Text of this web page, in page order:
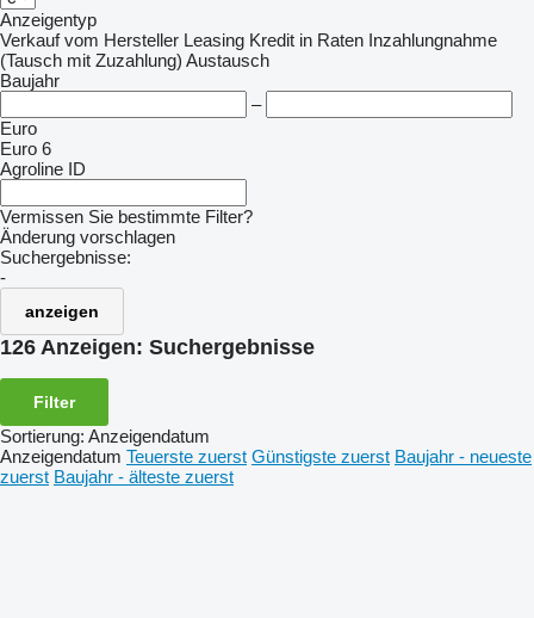
Anzeigentyp
Verkauf vom Hersteller Leasing Kredit in Raten Inzahlungnahme
(Tausch mit Zuzahlung) Austausch
Baujahr
–
Euro
Euro 6
Agroline ID
Vermissen Sie bestimmte Filter?
Änderung vorschlagen
Suchergebnisse:
-
anzeigen
126 Anzeigen: Suchergebnisse
Filter
Sortierung: Anzeigendatum
Anzeigendatum Teuerste zuerst Günstigste zuerst Baujahr - neueste
zuerst Baujahr - älteste zuerst